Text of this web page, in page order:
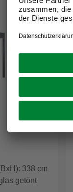
338 cm
getönt